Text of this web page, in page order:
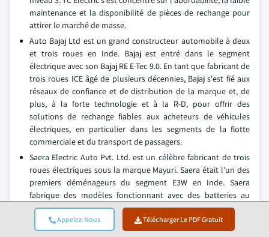
Appelez-Nous Télécharger Le PDF Gratuit
maintenance et la disponibilité de pièces de rechange pour
attirer le marché de masse.
Auto Bajaj Ltd est un grand constructeur automobile à deux
et trois roues en Inde. Bajaj est entré dans le segment
électrique avec son Bajaj RE E-Tec 9.0. En tant que fabricant de
trois roues ICE âgé de plusieurs décennies, Bajaj s'est fié aux
réseaux de confiance et de distribution de la marque et, de
plus, à la forte technologie et à la R-D, pour offrir des
solutions de rechange fiables aux acheteurs de véhicules
électriques, en particulier dans les segments de la flotte
commerciale et du transport de passagers.
Saera Electric Auto Pvt. Ltd. est un célèbre fabricant de trois
roues électriques sous la marque Mayuri. Saera était l'un des
premiers déménageurs du segment E3W en Inde. Saera
fabrique des modèles fonctionnant avec des batteries au
plomb à trois roues électriques et des batteries au lithium-
ion à trois roues électriques, et exporte également des trois
roues électriques vers divers pays d'Asie du Sud-Est.